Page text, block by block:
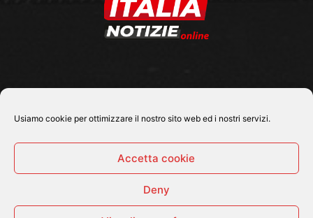
Usiamo cookie per ottimizzare il nostro sito web ed i nostri servizi.
Accetta cookie
Deny
© 2026 Tutti i diritti riservati - Italia Notizie .online |